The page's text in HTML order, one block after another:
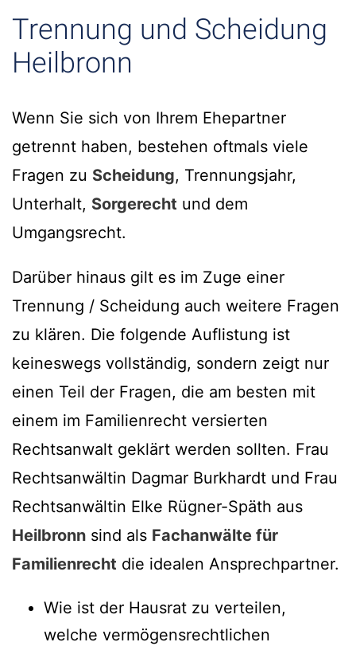
Trennung und Scheidung
Heilbronn
Wenn Sie sich von Ihrem Ehepartner
getrennt haben, bestehen oftmals viele
Fragen zu Scheidung, Trennungsjahr,
Unterhalt, Sorgerecht und dem
Umgangsrecht.
Darüber hinaus gilt es im Zuge einer
Trennung / Scheidung auch weitere Fragen
zu klären. Die folgende Auflistung ist
keineswegs vollständig, sondern zeigt nur
einen Teil der Fragen, die am besten mit
einem im Familienrecht versierten
Rechtsanwalt geklärt werden sollten. Frau
Rechtsanwältin Dagmar Burkhardt und Frau
Rechtsanwältin Elke Rügner-Späth aus
Heilbronn sind als Fachanwälte für
Familienrecht die idealen Ansprechpartner.
Wie ist der Hausrat zu verteilen,
welche vermögensrechtlichen